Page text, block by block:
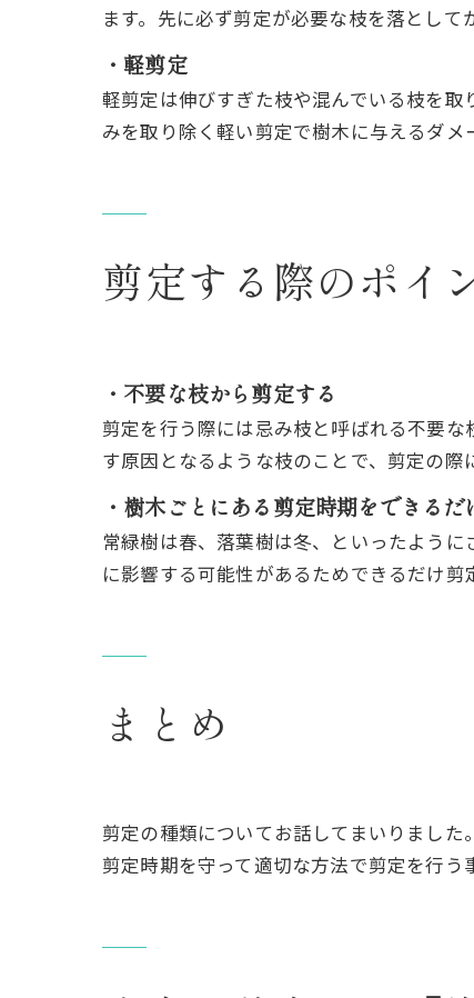
ます。先に必ず剪定が必要な枝を落として
・軽剪定
軽剪定は伸びすぎた枝や混んでいる枝を
みを取り除く軽い剪定で樹木に与えるダメ
剪定する際のポイ
・不要な枝から剪定する
剪定を行う際には忌み枝と呼ばれる不要
す原因となるような枝のことで、剪定の際
・樹木ごとにある剪定時期をできるだ
常緑樹は春、落葉樹は冬、といったよう
に影響する可能性があるためできるだけ剪
まとめ
剪定の種類についてお話してまいりました
剪定時期を守って適切な方法で剪定を行